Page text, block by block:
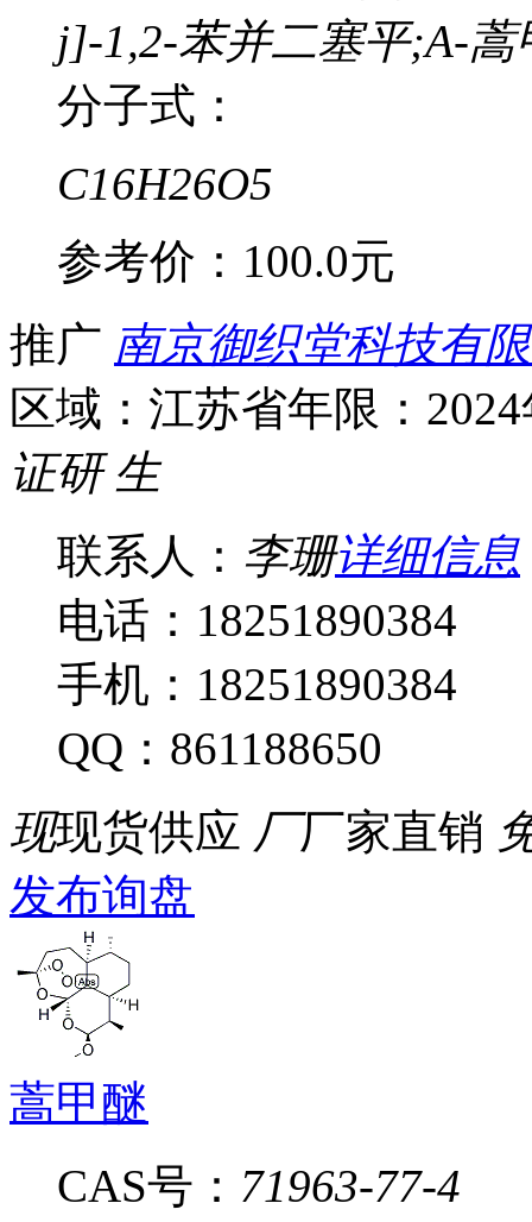
j]-1,2-苯并二塞平;A-蒿
分子式：
C16H26O5
参考价： 100.0元
推广 南京御织堂科技有
区域：江苏省年限：
证研 生
联系人： 李珊详细信息
电话：18251890384
手机：18251890384
QQ：861188650
现现货供应 厂厂家直销
发布询盘
蒿甲醚
CAS号： 71963-77-4